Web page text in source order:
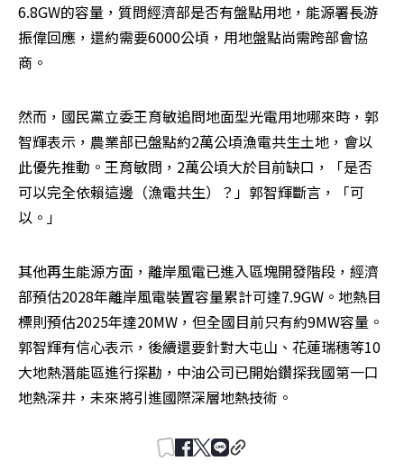
6.8GW的容量，質問經濟部是否有盤點用地，能源署長游
振偉回應，還約需要6000公頃，用地盤點尚需跨部會協
商。
然而，國民黨立委王育敏追問地面型光電用地哪來時，郭
智輝表示，農業部已盤點約2萬公頃漁電共生土地，會以
此優先推動。王育敏問，2萬公頃大於目前缺口，「是否
可以完全依賴這邊（漁電共生）？」郭智輝斷言，「可
以。」
其他再生能源方面，離岸風電已進入區塊開發階段，經濟
部預估2028年離岸風電裝置容量累計可達7.9GW。地熱目
標則預估2025年達20MW，但全國目前只有約9MW容量。
郭智輝有信心表示，後續還要針對大屯山、花蓮瑞穗等10
大地熱潛能區進行探勘，中油公司已開始鑽探我國第一口
地熱深井，未來將引進國際深層地熱技術。